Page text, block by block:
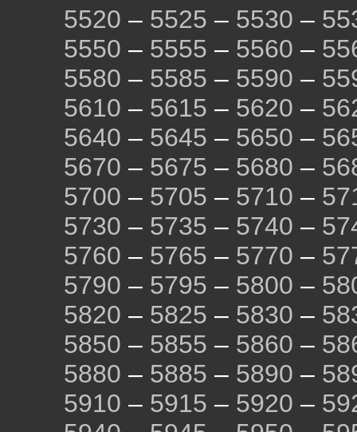
5520 – 5525 – 5530 –
5550 – 5555 – 5560 –
5580 – 5585 – 5590 –
5610 – 5615 – 5620 –
5640 – 5645 – 5650 –
5670 – 5675 – 5680 –
5700 – 5705 – 5710 –
5730 – 5735 – 5740 –
5760 – 5765 – 5770 –
5790 – 5795 – 5800 –
5820 – 5825 – 5830 –
5850 – 5855 – 5860 –
5880 – 5885 – 5890 –
5910 – 5915 – 5920 –